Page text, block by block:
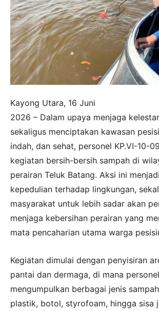
Kayong Utara, 16 Juni
2026 – Dalam upaya menjaga
sekaligus menciptakan kawasan
indah, dan sehat, personel KP.VI-10-
kegiatan bersih-bersih sampah di
perairan Teluk Batang. Aksi ini
kepedulian terhadap lingkungan,
masyarakat untuk lebih sadar akan
menjaga kebersihan perairan yang
mata pencaharian utama warga
Kegiatan dimulai dengan penyisiran
pantai dan dermaga, di mana personel
mengumpulkan berbagai jenis
plastik, botol, styrofoam, hingga sisa